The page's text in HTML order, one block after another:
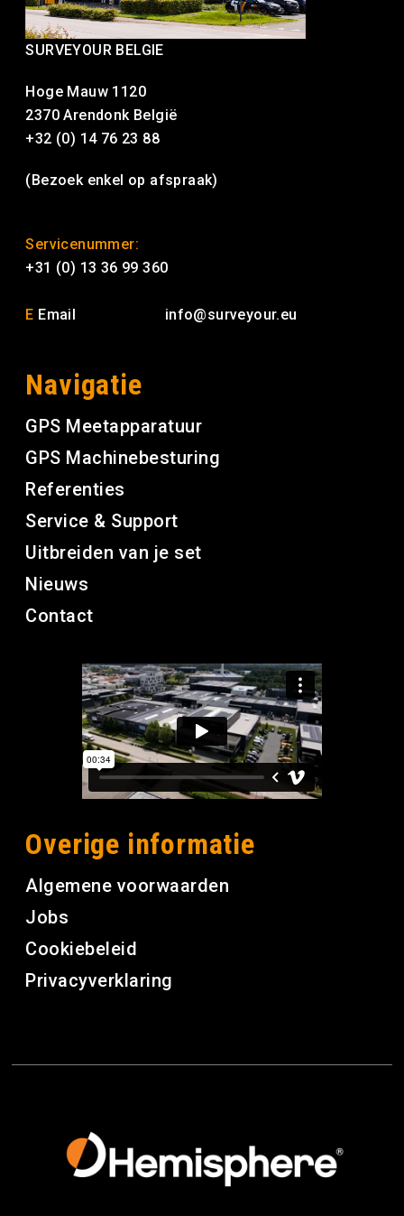
SURVEYOUR BELGIE
Hoge Mauw 1120
2370 Arendonk België
+32 (0) 14 76 23 88
(Bezoek enkel op afspraak)
Servicenummer:
+31 (0) 13 36 99 360
E Email info@surveyour.eu
Navigatie
GPS Meetapparatuur
GPS Machinebesturing
Referenties
Service & Support
Uitbreiden van je set
Nieuws
Contact
Overige informatie
Algemene voorwaarden
Jobs
Cookiebeleid
Privacyverklaring